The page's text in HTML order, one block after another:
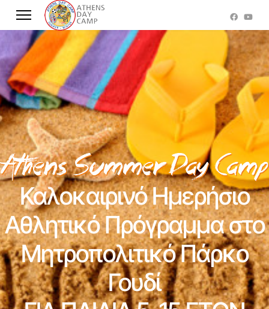
Καλοκαιρινό Ημερήσιο
Αθλητικό Πρόγραμμα στο
Μητροπολιτικό Πάρκο
Γουδί